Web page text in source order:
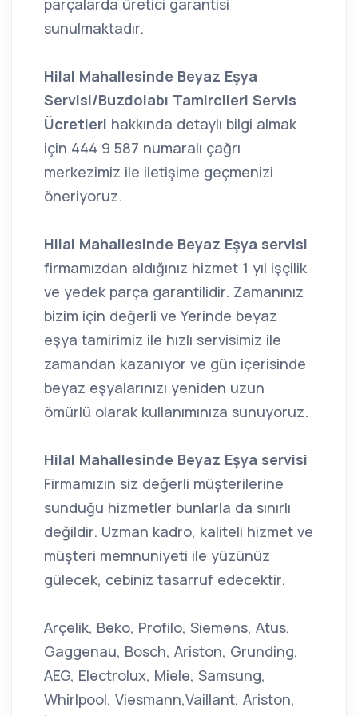
sunulmaktadır.
Hilal Mahallesinde Beyaz Eşya
Servisi/Buzdolabı Tamircileri Servis
Ücretleri hakkında detaylı bilgi almak
için 444 9 587 numaralı çağrı
merkezimiz ile iletişime geçmenizi
öneriyoruz.
Hilal Mahallesinde Beyaz Eşya servisi
firmamızdan aldığınız hizmet 1 yıl işçilik
ve yedek parça garantilidir. Zamanınız
bizim için değerli ve Yerinde beyaz
eşya tamirimiz ile hızlı servisimiz ile
zamandan kazanıyor ve gün içerisinde
beyaz eşyalarınızı yeniden uzun
ömürlü olarak kullanımınıza sunuyoruz.
Hilal Mahallesinde Beyaz Eşya servisi
Firmamızın siz değerli müşterilerine
sunduğu hizmetler bunlarla da sınırlı
değildir. Uzman kadro, kaliteli hizmet ve
müşteri memnuniyeti ile yüzünüz
gülecek, cebiniz tasarruf edecektir.
Arçelik, Beko, Profilo, Siemens, Atus,
Gaggenau, Bosch, Ariston, Grunding,
AEG, Electrolux, Miele, Samsung,
Whirlpool, Viesmann,Vaillant, Ariston,